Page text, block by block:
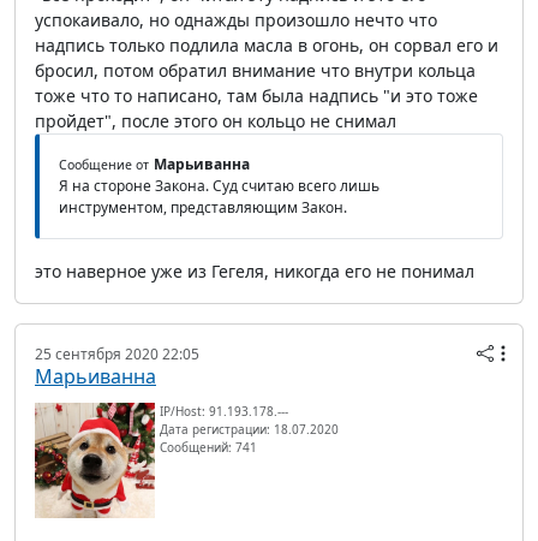
успокаивало, но однажды произошло нечто что
надпись только подлила масла в огонь, он сорвал его и
бросил, потом обратил внимание что внутри кольца
тоже что то написано, там была надпись "и это тоже
пройдет", после этого он кольцо не снимал
Сообщение от Марьиванна
Я на стороне Закона. Суд считаю всего лишь
инструментом, представляющим Закон.
это наверное уже из Гегеля, никогда его не понимал
25 сентября 2020 22:05
Марьиванна
IP/Host: 91.193.178.---
Дата регистрации: 18.07.2020
Сообщений: 741